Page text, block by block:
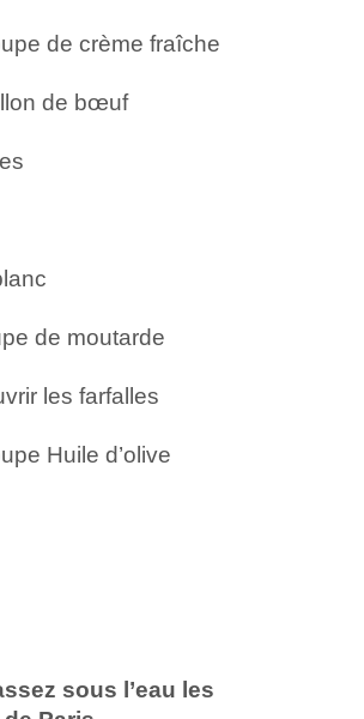
de crème fraîche
de bœuf
de moutarde
les farfalles
Huile d’olive
sous l’eau les